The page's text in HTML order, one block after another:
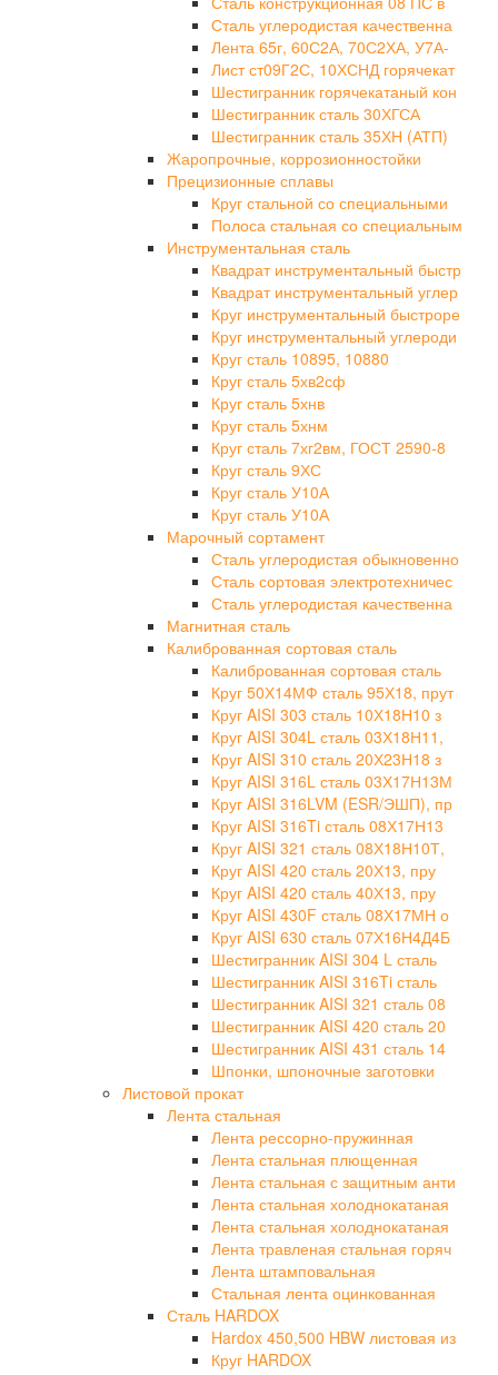
Сталь углеродистая качественна
Лента 65г, 60С2А, 70С2ХА, У7А-
Лист ст09Г2С, 10ХСНД горячекат
Шестигранник горячекатаный кон
Шестигранник сталь 30ХГСА
Шестигранник сталь 35ХН (АТП)
Жаропрочные, коррозионностойки
Прецизионные сплавы
Круг стальной со специальными
Полоса стальная со специальным
Инструментальная сталь
Квадрат инструментальный быстр
Квадрат инструментальный углер
Круг инструментальный быстроре
Круг инструментальный углероди
Круг сталь 10895, 10880
Круг сталь 5хв2сф
Круг сталь 5хнв
Круг сталь 5хнм
Круг сталь 7хг2вм, ГОСТ 2590-8
Круг сталь 9ХС
Круг сталь У10А
Круг сталь У10А
Марочный сортамент
Сталь углеродистая обыкновенно
Сталь сортовая электротехничес
Сталь углеродистая качественна
Магнитная сталь
Калиброванная сортовая сталь
Калиброванная сортовая сталь
Круг 50Х14МФ сталь 95Х18, прут
Круг AISI 303 сталь 10Х18Н10 з
Круг AISI 304L сталь 03Х18Н11,
Круг AISI 310 сталь 20Х23Н18 з
Круг AISI 316L сталь 03Х17Н13М
Круг AISI 316LVM (ESR/ЭШП), пр
Круг AISI 316Ti сталь 08Х17Н13
Круг AISI 321 сталь 08Х18Н10Т,
Круг AISI 420 сталь 20Х13, пру
Круг AISI 420 сталь 40Х13, пру
Круг AISI 430F сталь 08Х17МН о
Круг AISI 630 сталь 07Х16Н4Д4Б
Шестигранник AISI 304 L сталь
Шестигранник AISI 316Ti сталь
Шестигранник AISI 321 сталь 08
Шестигранник AISI 420 сталь 20
Шестигранник AISI 431 сталь 14
Шпонки, шпоночные заготовки
Листовой прокат
Лента стальная
Лента рессорно-пружинная
Лента стальная плющенная
Лента стальная с защитным анти
Лента стальная холоднокатаная
Лента стальная холоднокатаная
Лента травленая стальная горяч
Лента штамповальная
Стальная лента оцинкованная
Сталь HARDOX
Hardox 450,500 HBW листовая из
Круг HARDOX